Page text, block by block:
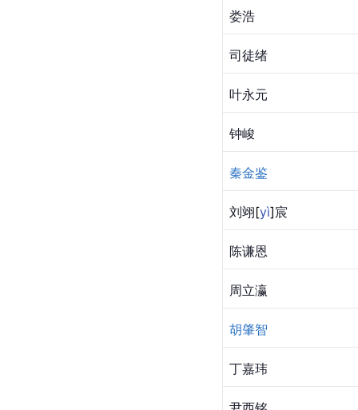
娄浩
司徒绪
叶永元
钟峻
秦金鉴
刘翊[yì]宸
陈谦恩
周立瀛
胡肇智
丁嘉玮